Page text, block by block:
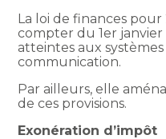
La loi de finances
compter du 1er janvier
atteintes aux
communication.
Par ailleurs, elle
de ces provisions.
Exonération d’impôt